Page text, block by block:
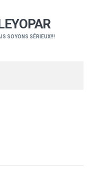
SOYONS SÉRIEUX!!!